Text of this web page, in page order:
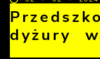
dyżury